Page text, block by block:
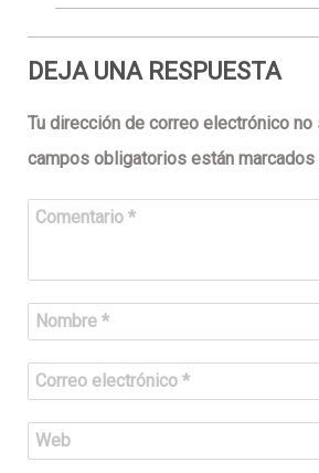
DEJA UNA RESPUESTA
Tu dirección de correo electrónico no
campos obligatorios están marcados
Comentario *
Nombre *
Correo electrónico *
Web